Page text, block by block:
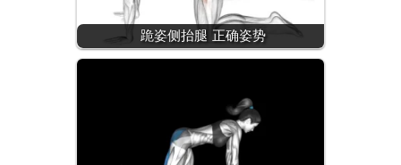
跪姿侧抬腿 正确姿势